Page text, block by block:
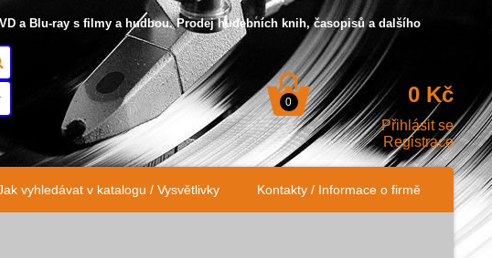
a Blu-ray s filmy a hudbou. Prodej hudebních knih, časopisů a dalšího
0 0 Kč
Přihlásit se
Registrace
vyhledávat v katalogu / Vysvětlivky Kontakty / Informace o firmě